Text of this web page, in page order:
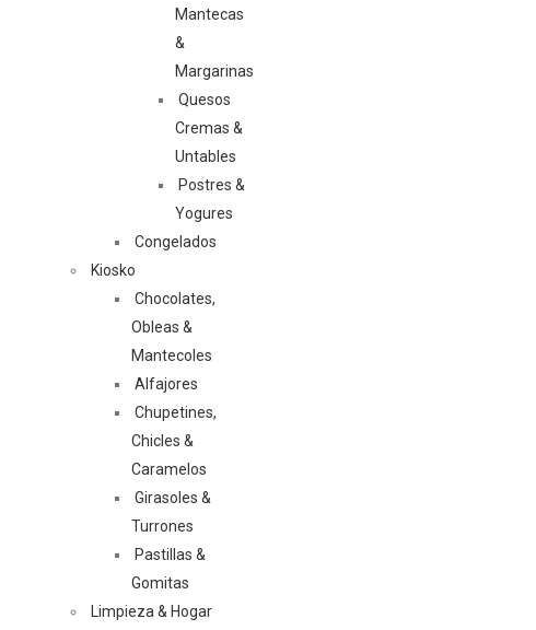
Mantecas
&
Margarinas
Quesos
Cremas &
Untables
Postres &
Yogures
Congelados
Kiosko
Chocolates,
Obleas &
Mantecoles
Alfajores
Chupetines,
Chicles &
Caramelos
Girasoles &
Turrones
Pastillas &
Gomitas
Limpieza & Hogar